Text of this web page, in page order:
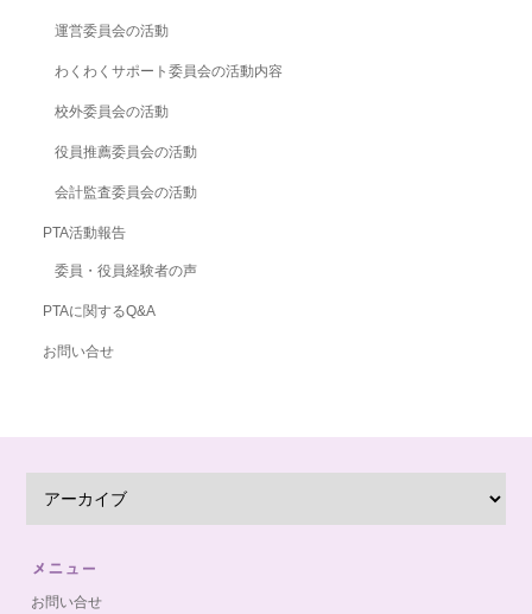
運営委員会の活動
わくわくサポート委員会の活動内容
校外委員会の活動
役員推薦委員会の活動
会計監査委員会の活動
PTA活動報告
委員・役員経験者の声
PTAに関するQ&A
お問い合せ
メニュー
お問い合せ